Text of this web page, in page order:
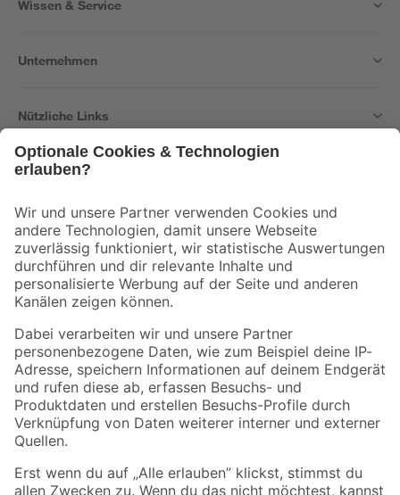
Wissen & Service
Unternehmen
Nützliche Links
Der toom Newsletter: Keine Angebote und Aktionen mehr verpassen!
Zur Newsletter Anmeldung
Folge uns
Zahlungsarten Versandarten
Sicher einkaufen